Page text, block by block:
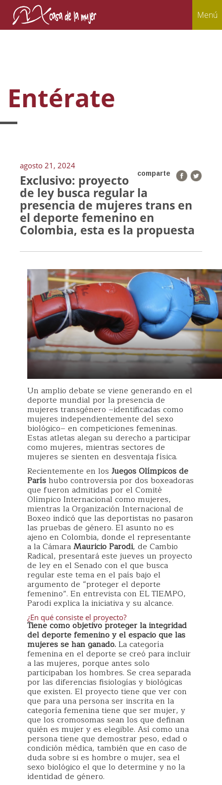
Menú
Entérate
agosto 21, 2024
comparte
Exclusivo: proyecto
de ley busca regular la
presencia de mujeres trans en
el deporte femenino en
Colombia, esta es la propuesta
Un amplio debate se viene generando en el
deporte mundial por la presencia de
mujeres transgénero –identificadas como
mujeres independientemente del sexo
biológico– en competiciones femeninas.
Estas atletas alegan su derecho a participar
como mujeres, mientras sectores de
mujeres se sienten en desventaja física.
Recientemente en los Juegos Olímpicos de
Paríshubo controversia por dos boxeadoras
que fueron admitidas por el Comité
Olímpico Internacional como mujeres,
mientras la Organización Internacional de
Boxeo indicó que las deportistas no pasaron
las pruebas de género. El asunto no es
ajeno en Colombia, donde el representante
a la CámaraMauricio Parodi, de Cambio
Radical, presentará este jueves un proyecto
de ley en el Senado con el que busca
regular este tema en el país bajo el
argumento de “proteger el deporte
femenino”. En entrevista con EL TIEMPO,
Parodi explica la iniciativa y su alcance.
¿En qué consiste el proyecto?
Tiene como objetivo proteger la integridad
del deporte femenino y el espacio que las
mujeres se han ganado.La categoría
femenina en el deporte se creó para incluir
a las mujeres, porque antes solo
participaban los hombres. Se crea separada
por las diferencias fisiologías y biológicas
que existen. El proyecto tiene que ver con
que para una persona ser inscrita en la
categoría femenina tiene que ser mujer, y
que los cromosomas sean los que definan
quién es mujer y es elegible. Así como una
persona tiene que demostrar peso, edad o
condición médica, también que en caso de
duda sobre si es hombre o mujer, sea el
sexo biológico el que lo determine y no la
identidad de género.